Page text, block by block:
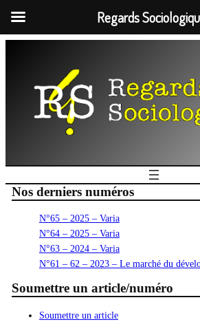
Nos derniers numéros
N°65 – 2025 – Varia
N°64 – 2025 – Varia
N°63 – 2024 – Varia
N°61 – 62 – 2023 – Le marché du
Soumettre un article/numéro
Soumettre un article
Regards